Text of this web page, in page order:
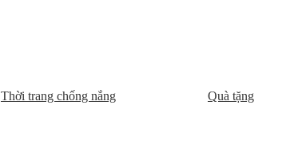
Thời trang chống nắng
Quà tặng